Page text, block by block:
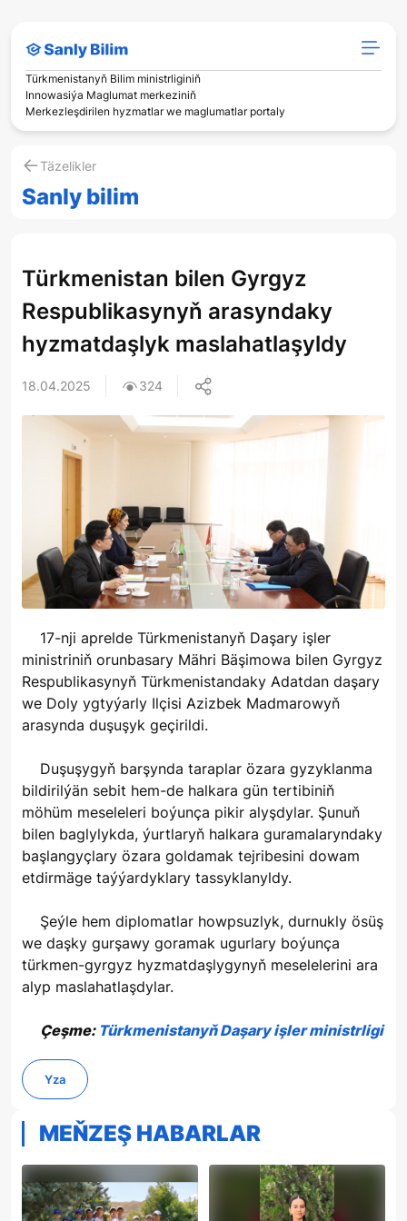
Türkmenistanyň Bilim ministrliginiň
Innowasiýa Maglumat merkeziniň
Merkezleşdirilen hyzmatlar we maglumatlar portaly
Täzelikler
Sanly bilim
Türkmenistan bilen Gyrgyz
Respublikasynyň arasyndaky
hyzmatdaşlyk maslahatlaşyldy
18.04.2025 324
17-nji aprelde Türkmenistanyň Daşary işler
ministriniň orunbasary Mähri Bäşimowa bilen Gyrgyz
Respublikasynyň Türkmenistandaky Adatdan daşary
we Doly ygtyýarly Ilçisi Azizbek Madmarowyň
arasynda duşuşyk geçirildi.
Duşuşygyň barşynda taraplar özara gyzyklanma
bildirilýän sebit hem-de halkara gün tertibiniň
möhüm meseleleri boýunça pikir alyşdylar. Şunuň
bilen baglylykda, ýurtlaryň halkara guramalaryndaky
başlangyçlary özara goldamak tejribesini dowam
etdirmäge taýýardyklary tassyklanyldy.
Şeýle hem diplomatlar howpsuzlyk, durnukly ösüş
we daşky gurşawy goramak ugurlary boýunça
türkmen-gyrgyz hyzmatdaşlygynyň meselelerini ara
alyp maslahatlaşdylar.
Çeşme: Türkmenistanyň Daşary işler ministrligi
Yza
MEŇZEŞ HABARLAR